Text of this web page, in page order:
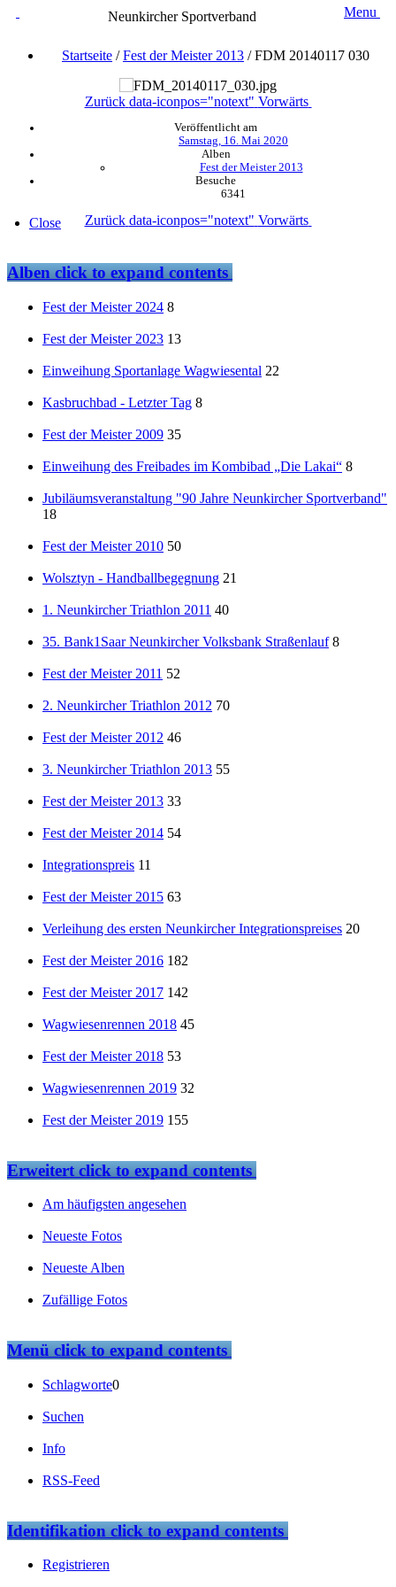
Neunkircher Sportverband Menu
Startseite /Fest der Meister 2013 /FDM 20140117 030
Zurück data-iconpos="notext" Vorwärts
Veröffentlicht am
Samstag, 16. Mai 2020
Alben
Fest der Meister 2013
Besuche
6341
Zurück data-iconpos="notext" Vorwärts
Close
Albenclick to expand contents
Fest der Meister 2024 8
Fest der Meister 2023 13
Einweihung Sportanlage Wagwiesental 22
Kasbruchbad - Letzter Tag 8
Fest der Meister 2009 35
Einweihung des Freibades im Kombibad „Die Lakai“ 8
Jubiläumsveranstaltung "90 Jahre Neunkircher Sportverband"
18
Fest der Meister 2010 50
Wolsztyn - Handballbegegnung 21
1. Neunkircher Triathlon 2011 40
35. Bank1Saar Neunkircher Volksbank Straßenlauf 8
Fest der Meister 2011 52
2. Neunkircher Triathlon 2012 70
Fest der Meister 2012 46
3. Neunkircher Triathlon 2013 55
Fest der Meister 2013 33
Fest der Meister 2014 54
Integrationspreis 11
Fest der Meister 2015 63
Verleihung des ersten Neunkircher Integrationspreises 20
Fest der Meister 2016 182
Fest der Meister 2017 142
Wagwiesenrennen 2018 45
Fest der Meister 2018 53
Wagwiesenrennen 2019 32
Fest der Meister 2019 155
Erweitertclick to expand contents
Am häufigsten angesehen
Neueste Fotos
Neueste Alben
Zufällige Fotos
Menüclick to expand contents
Schlagworte0
Suchen
Info
RSS-Feed
Identifikationclick to expand contents
Registrieren